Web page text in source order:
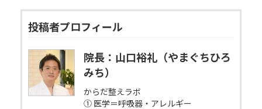
投稿者プロフィール
院長：山口裕礼（やまぐちひろ
みち）
からだ整えラボ
① 医学＝呼吸器・アレルギー